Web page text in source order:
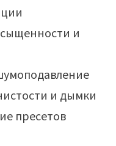
и
и дымки
пресетов